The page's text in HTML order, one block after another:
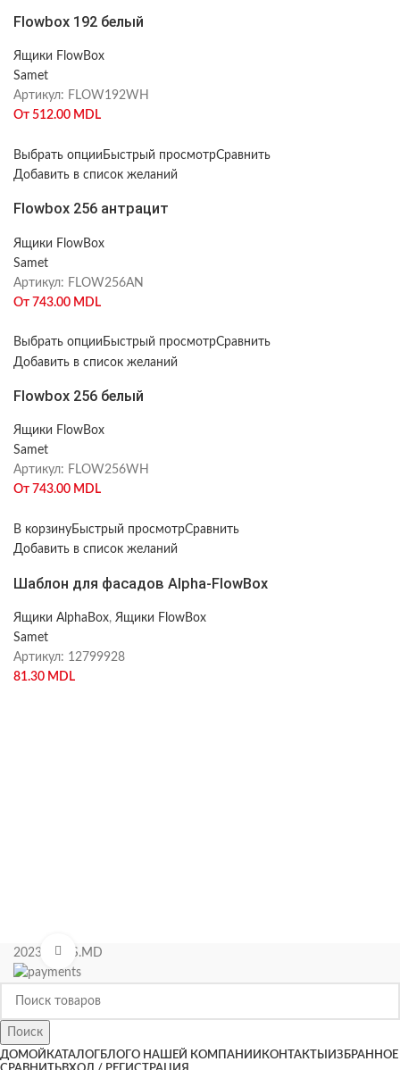
Нажмите, чтобы увеличить
Flowbox 192 белый
Ящики FlowBox
Samet
Артикул: FLOW192WH
От 512.00 MDL
Выбрать опции Быстрый просмотрСравнить
Добавить в список желаний
Flowbox 256 антрацит
Ящики FlowBox
Samet
Артикул: FLOW256AN
От 743.00 MDL
Выбрать опции Быстрый просмотрСравнить
Добавить в список желаний
Flowbox 256 белый
Ящики FlowBox
Samet
Артикул: FLOW256WH
От 743.00 MDL
В корзинуБыстрый просмотрСравнить
Добавить в список желаний
Шаблон для фасадов Alpha-FlowBox
Ящики AlphaBox, Ящики FlowBox
Samet
Артикул: 12799928
81.30 MDL
2023 KIPAS.MD
Поиск
ДОМОЙ КАТАЛОГ БЛОГ О НАШЕЙ КОМПАНИИ КОНТАКТЫ ИЗБРАННОЕ